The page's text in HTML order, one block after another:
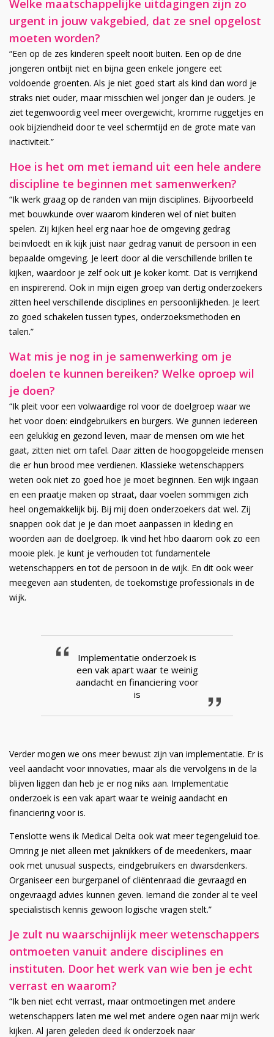
Welke maatschappelijke uitdagingen zijn zo
urgent in jouw vakgebied, dat ze snel opgelost
moeten worden?
“Een op de zes kinderen speelt nooit buiten. Een op de drie
jongeren ontbijt niet en bijna geen enkele jongere eet
voldoende groenten. Als je niet goed start als kind dan word je
straks niet ouder, maar misschien wel jonger dan je ouders. Je
ziet tegenwoordig veel meer overgewicht, kromme ruggetjes en
ook bijziendheid door te veel schermtijd en de grote mate van
inactiviteit.”
Hoe is het om met iemand uit een hele andere
discipline te beginnen met samenwerken?
“Ik werk graag op de randen van mijn disciplines. Bijvoorbeeld
met bouwkunde over waarom kinderen wel of niet buiten
spelen. Zij kijken heel erg naar hoe de omgeving gedrag
beïnvloedt en ik kijk juist naar gedrag vanuit de persoon in een
bepaalde omgeving. Je leert door al die verschillende brillen te
kijken, waardoor je zelf ook uit je koker komt. Dat is verrijkend
en inspirerend. Ook in mijn eigen groep van dertig onderzoekers
zitten heel verschillende disciplines en persoonlijkheden. Je leert
zo goed schakelen tussen types, onderzoeksmethoden en
talen.”
Wat mis je nog in je samenwerking om je
doelen te kunnen bereiken? Welke oproep wil
je doen?
“Ik pleit voor een volwaardige rol voor de doelgroep waar we
het voor doen: eindgebruikers en burgers. We gunnen iedereen
een gelukkig en gezond leven, maar de mensen om wie het
gaat, zitten niet om tafel. Daar zitten de hoogopgeleide mensen
die er hun brood mee verdienen. Klassieke wetenschappers
weten ook niet zo goed hoe je moet beginnen. Een wijk ingaan
en een praatje maken op straat, daar voelen sommigen zich
heel ongemakkelijk bij. Bij mij doen onderzoekers dat wel. Zij
snappen ook dat je je dan moet aanpassen in kleding en
woorden aan de doelgroep. Ik vind het hbo daarom ook zo een
mooie plek. Je kunt je verhouden tot fundamentele
wetenschappers en tot de persoon in de wijk. En dit ook weer
meegeven aan studenten, de toekomstige professionals in de
wijk.
Implementatie onderzoek is
een vak apart waar te weinig
aandacht en financiering voor
is
Verder mogen we ons meer bewust zijn van implementatie. Er is
veel aandacht voor innovaties, maar als die vervolgens in de la
blijven liggen dan heb je er nog niks aan. Implementatie
onderzoek is een vak apart waar te weinig aandacht en
financiering voor is.
Tenslotte wens ik Medical Delta ook wat meer tegengeluid toe.
Omring je niet alleen met jaknikkers of de meedenkers, maar
ook met unusual suspects, eindgebruikers en dwarsdenkers.
Organiseer een burgerpanel of cliëntenraad die gevraagd en
ongevraagd advies kunnen geven. Iemand die zonder al te veel
specialistisch kennis gewoon logische vragen stelt.”
Je zult nu waarschijnlijk meer wetenschappers
ontmoeten vanuit andere disciplines en
instituten. Door het werk van wie ben je echt
verrast en waarom?
“Ik ben niet echt verrast, maar ontmoetingen met andere
wetenschappers laten me wel met andere ogen naar mijn werk
kijken. Al jaren geleden deed ik onderzoek naar